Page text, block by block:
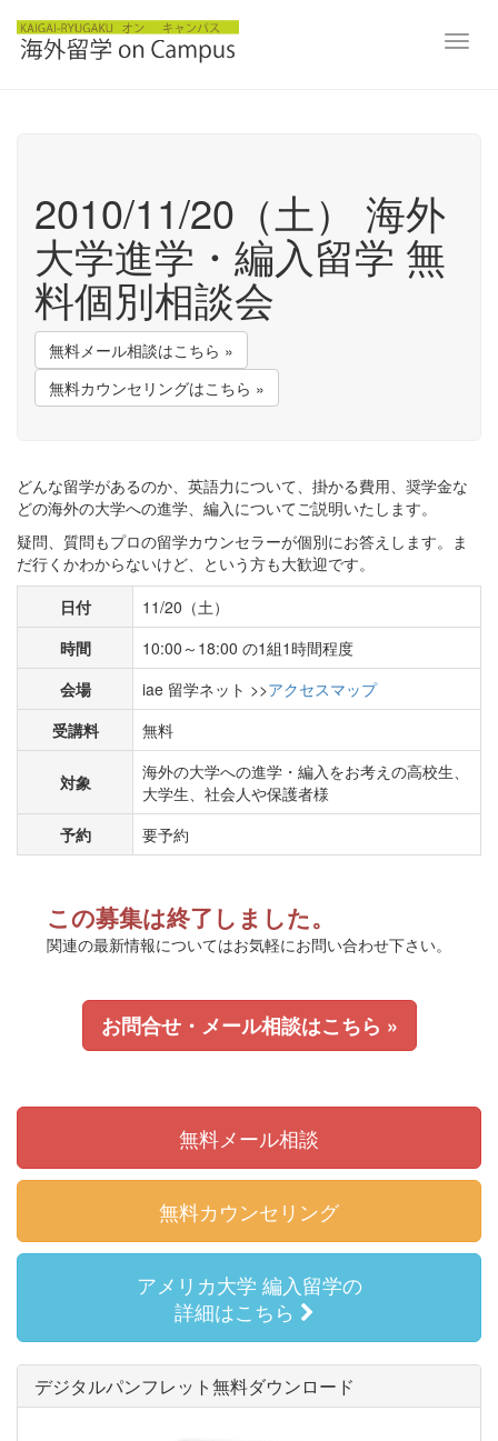
2010/11/20（土） 海外
大学進学・編入留学 無
料個別相談会
無料メール相談はこちら »
無料カウンセリングはこちら »
どんな留学があるのか、英語力について、掛かる費用、奨学金な
どの海外の大学への進学、編入についてご説明いたします。
疑問、質問もプロの留学カウンセラーが個別にお答えします。ま
だ行くかわからないけど、という方も大歓迎です。
日付
11/20（土）
時間
10:00～18:00 の1組1時間程度
会場
iae 留学ネット >>アクセスマップ
受講料
無料
対象
海外の大学への進学・編入をお考えの高校生、
大学生、社会人や保護者様
予約
要予約
この募集は終了しました。
関連の最新情報についてはお気軽にお問い合わせ下さい。
お問合せ・メール相談はこちら »
無料メール相談
無料カウンセリング
アメリカ大学 編入留学の
詳細はこちら
デジタルパンフレット無料ダウンロード